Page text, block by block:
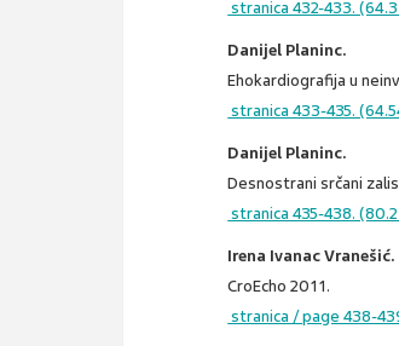
stranica 432-433.
Danijel Planinc.
Ehokardiografija u
stranica 433-435.
Danijel Planinc.
Desnostrani srčani
stranica 435-438.
Irena Ivanac Vranešić.
CroEcho 2011.
stranica / page 438-